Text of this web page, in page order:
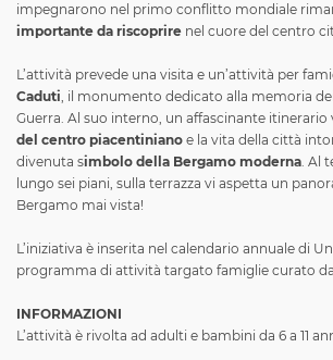
impegnarono nel primo conflitto mondiale
importante da riscoprire nel cuore del centro
L’attività prevede una visita e un’attività per
Caduti, il monumento dedicato alla memoria
Guerra. Al suo interno, un affascinante itinerario
del centro piacentiniano e la vita della città
divenuta simbolo della Bergamo moderna. Al
lungo sei piani, sulla terrazza vi aspetta un
Bergamo mai vista!
L’iniziativa è inserita nel calendario annuale di Un
programma di attività targato famiglie curato
INFORMAZIONI
L’attività è rivolta ad adulti e bambini da 6 a 11